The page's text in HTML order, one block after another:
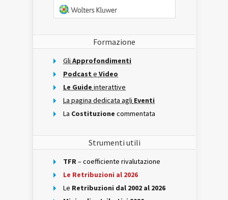
Formazione
Gli Approfondimenti
Podcast e Video
Le Guide interattive
La pagina dedicata agli Eventi
La Costituzione commentata
Strumenti utili
TFR– coefficiente rivalutazione
Le Retribuzioni al 2026
Le Retribuzioni dal 2002 al 2026